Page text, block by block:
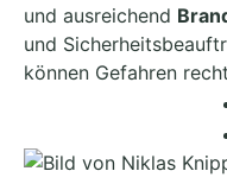
und ausreichend
und
können Gefahren